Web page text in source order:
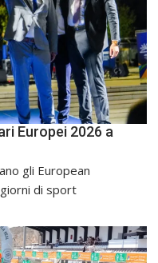
Europei 2026 a
gli European
di sport